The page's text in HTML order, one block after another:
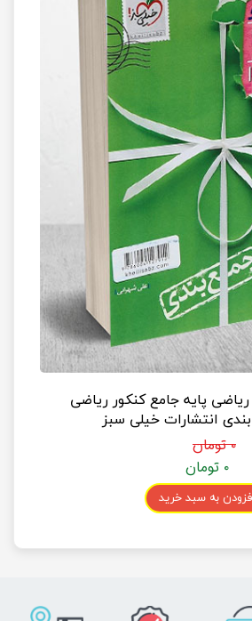
پایه جامع کنکور ریاضی
انتشارات خیلی سبز
۰ تومان
۰ تومان
به سبد خرید